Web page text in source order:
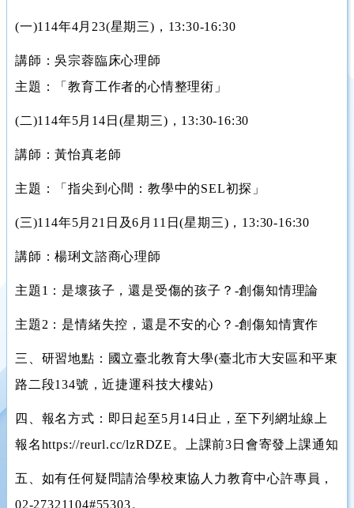
(一)114年4月23(星期三)，13:30-16:30
講師：吳宗蓉臨床心理師
主題：「教育工作者的心情整理術」
(二)114年5月14日(星期三)，13:30-16:30
講師：黃怡真老師
主題：「指尖到心間：教學中的SEL初探」
(三)114年5月21日及6月11日(星期三)，13:30-16:30
講師：楊琍文諮商心理師
主題1：是壞孩子，還是受傷的孩子？-創傷知情理論
主題2：是情緒失控，還是不安的心？-創傷知情實作
三、研習地點：國立臺北教育大學(臺北市大安區和平東
路二段134號，近捷運科技大樓站)
四、報名方式：即日起至5月14日止，至下列網址線上
報名https://reurl.cc/lzRDZE。上課前3日會寄發上課通知
五、如有任何疑問請洽學校東協人力教育中心許專員，
02-27321104#55303。